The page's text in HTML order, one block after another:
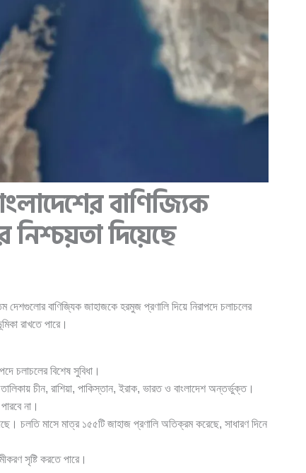
বাণিজ্যিক
দিয়েছে
দেশগুলোর বাণিজ্যিক জাহাজকে হরমুজ প্রণালি দিয়ে নিরাপদে চলাচলের
রাখতে পারে।
চলাচলের বিশেষ সুবিধা।
চীন, রাশিয়া, পাকিস্তান, ইরাক, ভারত ও বাংলাদেশ অন্তর্ভুক্ত।
না।
চলতি মাসে মাত্র ১৫৫টি জাহাজ প্রণালি অতিক্রম করেছে, সাধারণ দিনে
সৃষ্টি করতে পারে।